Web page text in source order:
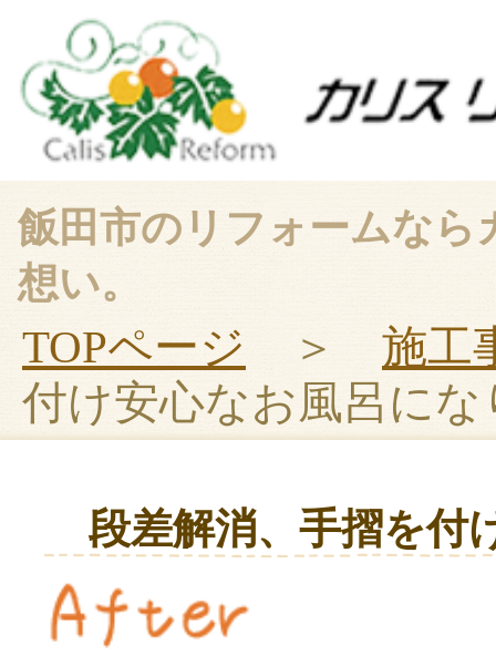
飯田市のリフォームな
想い。
TOPページ ＞ 施工
付け安心なお風呂に
段差解消、手摺を付